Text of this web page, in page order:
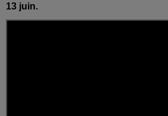
13 juin.